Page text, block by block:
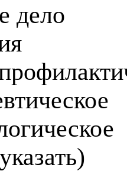
дело